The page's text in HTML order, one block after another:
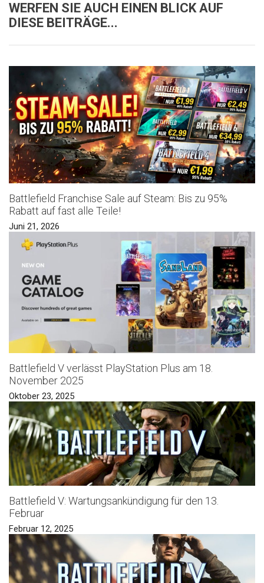
WERFEN SIE AUCH EINEN BLICK AUF
DIESE BEITRÄGE...
Battlefield Franchise Sale auf Steam: Bis zu 95%
Rabatt auf fast alle Teile!
Juni 21, 2026
Battlefield V verlässt PlayStation Plus am 18.
November 2025
Oktober 23, 2025
Battlefield V: Wartungsankündigung für den 13.
Februar
Februar 12, 2025